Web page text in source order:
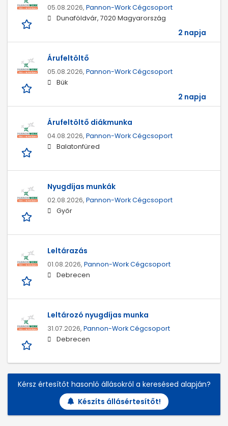
05.08.2026, Pannon-Work Cégcsoport
Dunaföldvár, 7020 Magyarország
2 napja
Árufeltöltő
05.08.2026, Pannon-Work Cégcsoport
Bük
2 napja
Árufeltöltő diákmunka
04.08.2026, Pannon-Work Cégcsoport
Balatonfüred
Nyugdíjas munkák
02.08.2026, Pannon-Work Cégcsoport
Győr
Leltárazás
01.08.2026, Pannon-Work Cégcsoport
Debrecen
Leltározó nyugdíjas munka
31.07.2026, Pannon-Work Cégcsoport
Debrecen
Kérsz értesítőt hasonló állásokról a keresésed alapján?
Készíts állásértesítőt!